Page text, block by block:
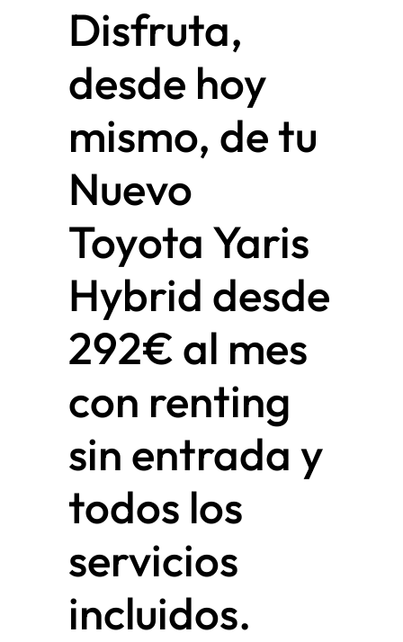
Disfruta,
desde hoy
mismo, de tu
Nuevo
Toyota Yaris
Hybrid desde
292€ al mes
con renting
sin entrada y
todos los
servicios
incluidos.